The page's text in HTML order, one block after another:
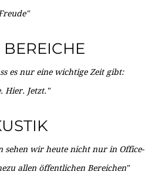
Freude"
es nur eine wichtige Zeit gibt:
Hier. Jetzt."
sehen wir heute nicht nur in Office-
allen öffentlichen Bereichen"